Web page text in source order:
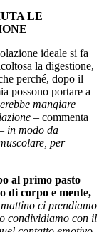
LE
ideale si fa
la digestione,
perché, dopo il
possono portare a
mangiare
– commenta
in modo da
per
al primo pasto
di corpo e mente,
ci prendiamo
condividiamo con il